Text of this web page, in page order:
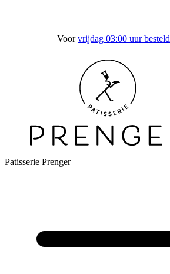
Voorvrijdag 03:00 uur besteld
Patisserie Prenger